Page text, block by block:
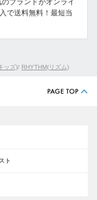
ブランドがオンライ
で送料無料！最短当
ッズ)/ RHYTHM(リズム)
ト